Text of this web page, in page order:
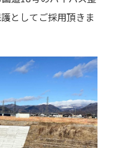
としてご採用頂きま